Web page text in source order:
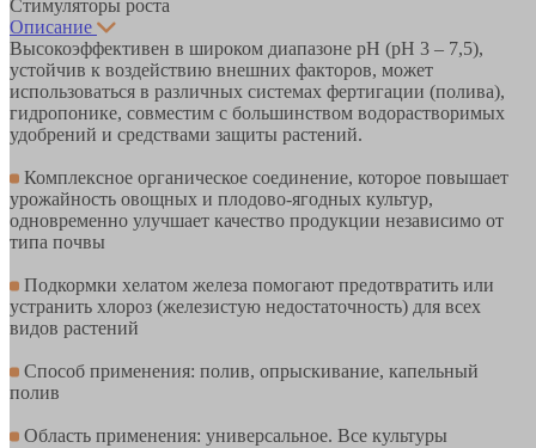
Стимуляторы роста
Описание
Высокоэффективен в широком диапазоне pH (рН 3 – 7,5),
устойчив к воздействию внешних факторов, может
использоваться в различных системах фертигации (полива),
гидропонике, совместим с большинством водорастворимых
удобрений и средствами защиты растений.
Комплексное органическое соединение, которое повышает
урожайность овощных и плодово-ягодных культур,
одновременно улучшает качество продукции независимо от
типа почвы
Подкормки хелатом железа помогают предотвратить или
устранить хлороз (железистую недостаточность) для всех
видов растений
Способ применения: полив, опрыскивание, капельный
полив
Область применения: универсальное. Все культуры